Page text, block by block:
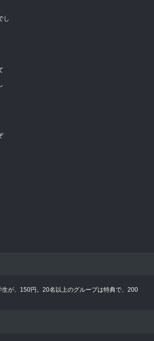
し
が、150円。20名以上のグループは特典で、200